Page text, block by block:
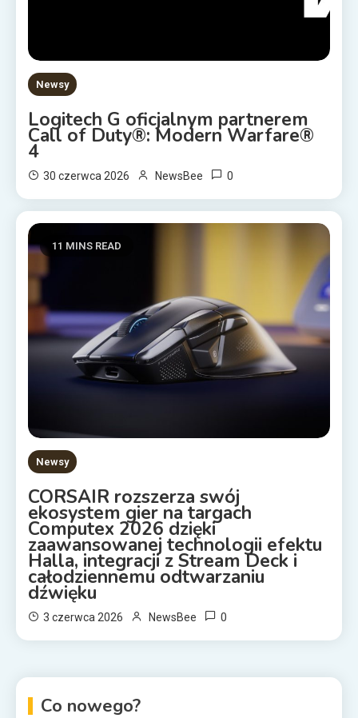
Newsy
Logitech G oficjalnym partnerem
Call of Duty®: Modern Warfare®
4
30 czerwca 2026 NewsBee 0
11 MINS READ
Newsy
CORSAIR rozszerza swój
ekosystem gier na targach
Computex 2026 dzięki
zaawansowanej technologii efektu
Halla, integracji z Stream Deck i
całodziennemu odtwarzaniu
dźwięku
3 czerwca 2026 NewsBee 0
Co nowego?